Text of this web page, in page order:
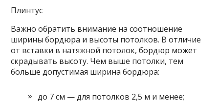
Плинтус
Важно обратить внимание на соотношение
ширины бордюра и высоты потолков. В отличие
от вставки в натяжной потолок, бордюр может
скрадывать высоту. Чем выше потолки, тем
больше допустимая ширина бордюра:
до 7 см — для потолков 2,5 м и менее;